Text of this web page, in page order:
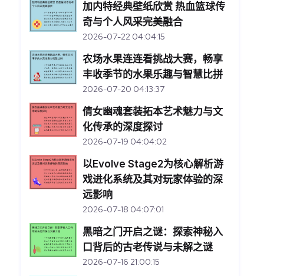
加内特经典壁纸欣赏 热血篮球传
奇与个人风采完美融合
2026-07-22 04:04:15
农场水果连连看挑战大赛，畅享
丰收季节的水果乐趣与智慧比拼
2026-07-20 04:13:37
倩女幽魂套装拓本艺术魅力与文
化传承的深度探讨
2026-07-19 04:04:02
以Evolve Stage2为核心解析游
戏进化系统及其对玩家体验的深
远影响
2026-07-18 04:07:01
黑暗之门开启之谜：探索神秘入
口背后的古老传说与未解之谜
2026-07-16 21:00:15